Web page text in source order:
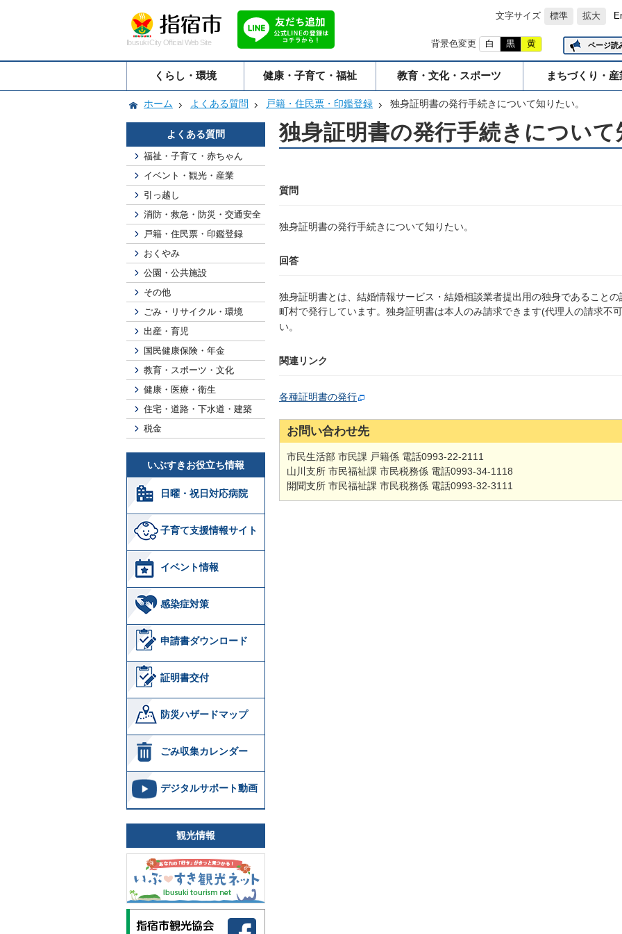
文字サイズ 標準 拡大
Ibusuki City Official Web Site 背景色変更 白 黒 黄 ページ読
くらし・環境 健康・子育て・福祉 教育・文化・スポーツ まちづくり・
ホーム よくある質問 戸籍・住民票・印鑑登録 独身証明書の発行手続きについて知りたい。
よくある質問
福祉・子育て・赤ちゃん
イベント・観光・産業
引っ越し
消防・救急・防災・交通安全
戸籍・住民票・印鑑登録
おくやみ
公園・公共施設
その他
ごみ・リサイクル・環境
出産・育児
国民健康保険・年金
教育・スポーツ・文化
健康・医療・衛生
住宅・道路・下水道・建築
税金
いぶすきお役立ち情報
日曜・祝日対応病院
子育て支援情報サイト
イベント情報
感染症対策
申請書ダウンロード
証明書交付
防災ハザードマップ
ごみ収集カレンダー
デジタルサポート動画
観光情報
独身証明書の発行手続きについて
質問
独身証明書の発行手続きについて知りたい。
回答
独身証明書とは、結婚情報サービス・結婚相談業者提出用の独身であること
町村で発行しています。独身証明書は本人のみ請求できます(代理人の請求不可
い。
関連リンク
各種証明書の発行
お問い合わせ先
市民生活部 市民課 戸籍係 電話0993-22-2111
山川支所 市民福祉課 市民税務係 電話0993-34-1118
開聞支所 市民福祉課 市民税務係 電話0993-32-3111